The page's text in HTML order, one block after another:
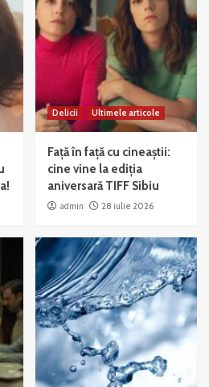
Delicii Ultimele articole
Față în față cu cineaștii:
cine vine la ediția
aniversară TIFF Sibiu
admin 28 iulie 2026